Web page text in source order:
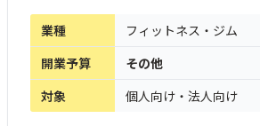
業種
フィットネス・ジム
開業予算
その他
対象
個人向け・法人向け